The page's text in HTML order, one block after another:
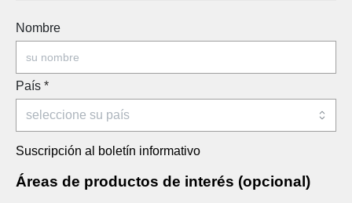
Nombre
País *
Suscripción al boletín informativo
Áreas de productos de interés (opcional)